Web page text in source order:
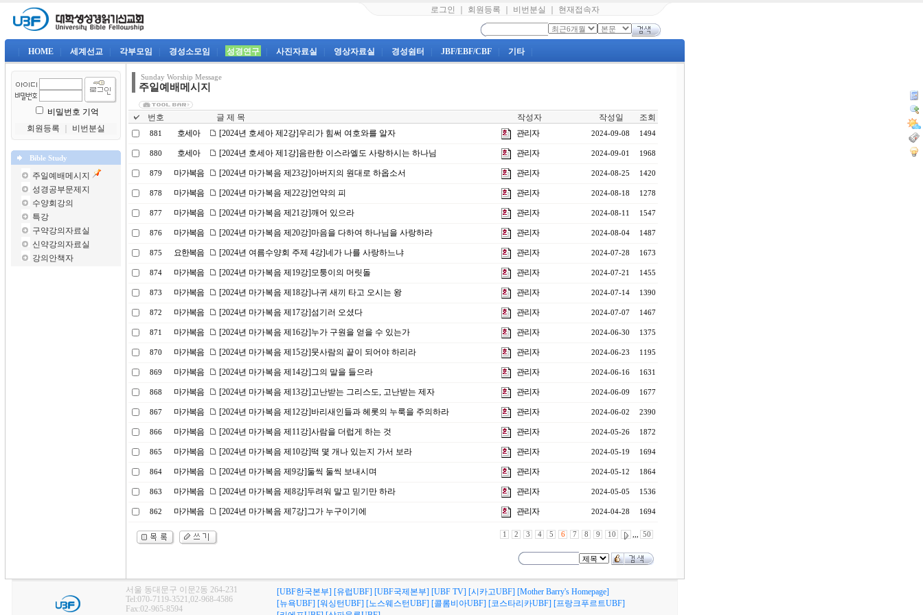
로그인 회원등록 비번분실 현재접속자
HOME 세계선교 각부모임 경성소모임 성경연구 사진자료실 영상자료실 경성쉼터 JBF/EBF/CBF 기타
비밀번호 기억
회원등록
비번분실
Bible Study
주일예배메시지
성경공부문제지
수양회강의
특강
구약강의자료실
신약강의자료실
강의안책자
Sunday Worship Message
주일예배메시지
번호 글 제 목 작성자 작성일 조회
881 호세아 [2024년 호세아 제2강]우리가 힘써 여호와를 알자 관리자 2024-09-08 1494
880 호세아 [2024년 호세아 제1강]음란한 이스라엘도 사랑하시는 하나님 관리자 2024-09-01 1968
879 마가복음 [2024년 마가복음 제23강]아버지의 원대로 하옵소서 관리자 2024-08-25 1420
878 마가복음 [2024년 마가복음 제22강]언약의 피 관리자 2024-08-18 1278
877 마가복음 [2024년 마가복음 제21강]깨어 있으라 관리자 2024-08-11 1547
876 마가복음 [2024년 마가복음 제20강]마음을 다하여 하나님을 사랑하라 관리자 2024-08-04 1487
875 요한복음 [2024년 여름수양회 주제 4강]네가 나를 사랑하느냐 관리자 2024-07-28 1673
874 마가복음 [2024년 마가복음 제19강]모퉁이의 머릿돌 관리자 2024-07-21 1455
873 마가복음 [2024년 마가복음 제18강]나귀 새끼 타고 오시는 왕 관리자 2024-07-14 1390
872 마가복음 [2024년 마가복음 제17강]섬기러 오셨다 관리자 2024-07-07 1467
871 마가복음 [2024년 마가복음 제16강]누가 구원을 얻을 수 있는가 관리자 2024-06-30 1375
870 마가복음 [2024년 마가복음 제15강]뭇사람의 끝이 되어야 하리라 관리자 2024-06-23 1195
869 마가복음 [2024년 마가복음 제14강]그의 말을 들으라 관리자 2024-06-16 1631
868 마가복음 [2024년 마가복음 제13강]고난받는 그리스도, 고난받는 제자 관리자 2024-06-09 1677
867 마가복음 [2024년 마가복음 제12강]바리새인들과 헤롯의 누룩을 주의하라 관리자 2024-06-02 2390
866 마가복음 [2024년 마가복음 제11강]사람을 더럽게 하는 것 관리자 2024-05-26 1872
865 마가복음 [2024년 마가복음 제10강]떡 몇 개나 있는지 가서 보라 관리자 2024-05-19 1694
864 마가복음 [2024년 마가복음 제9강]둘씩 둘씩 보내시며 관리자 2024-05-12 1864
863 마가복음 [2024년 마가복음 제8강]두려워 말고 믿기만 하라 관리자 2024-05-05 1536
862 마가복음 [2024년 마가복음 제7강]그가 누구이기에 관리자 2024-04-28 1694
1 2 3 4 5 6 7 8 9 10 ,,, 50
서울 동대문구 이문2동 264-231
Tel:070-7119-3521,02-968-4586
Fax:02-965-8594
[UBF한국본부] [유럽UBF] [UBF국제본부] [UBF TV] [시카고UBF] [Mother Barry's Homepage]
[뉴욕UBF] [워싱턴UBF] [노스웨스턴UBF] [콜롬비아UBF] [코스타리카UBF] [프랑크푸르트UBF]